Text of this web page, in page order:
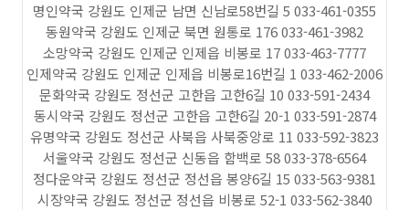
명인약국 강원도 인제군 남면 신남로58번길 5 033-461-0355
동원약국 강원도 인제군 북면 원통로 176 033-461-3982
소망약국 강원도 인제군 인제읍 비봉로 17 033-463-7777
인제약국 강원도 인제군 인제읍 비봉로16번길 1 033-462-2006
문화약국 강원도 정선군 고한읍 고한6길 10 033-591-2434
동시약국 강원도 정선군 고한읍 고한6길 20-1 033-591-2874
유명약국 강원도 정선군 사북읍 사북중앙로 11 033-592-3823
서울약국 강원도 정선군 신동읍 함백로 58 033-378-6564
정다운약국 강원도 정선군 정선읍 봉양6길 15 033-563-9381
시장약국 강원도 정선군 정선읍 비봉로 52-1 033-562-3840